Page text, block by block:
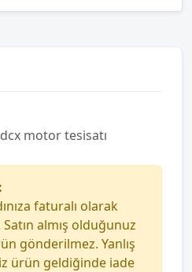
motor tesisatı
faturalı olarak
almış olduğunuz
gönderilmez. Yanlış
ürün geldiğinde iade